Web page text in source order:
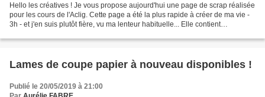
Hello les créatives ! Je vous propose aujourd'hui une page de scrap réalisée
pour les cours de l'Aclig. Cette page a été la plus rapide à créer de ma vie -
3h - et j'en suis plutôt fière, vu ma lenteur habituelle... Elle contient
Lames de coupe papier à nouveau disponibles !
Publié le 20/05/2019 à 21:00